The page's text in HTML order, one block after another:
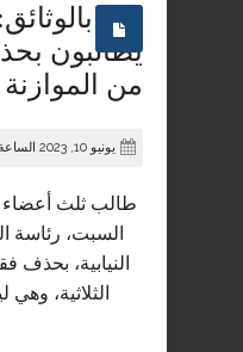
يطالبون
من الموازنة
يونيو 10, 2023 الساعة 11:53 ص
طالب ثلث أعضاء
السبت، رئاسة
النيابية، بحذف
الثلاثية،